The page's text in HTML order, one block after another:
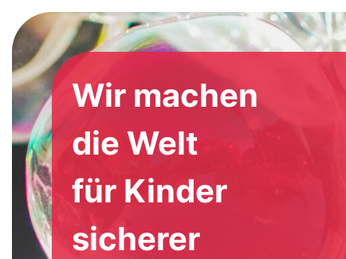
Wir machen
die Welt
für Kinder
sicherer